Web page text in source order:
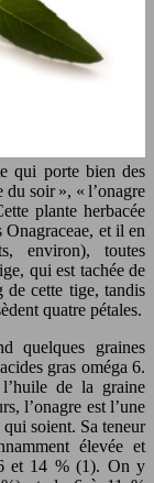
qui porte bien des
soir », « l’onagre
plante herbacée
et il en
environ), toutes
qui est tachée de
de cette tige, tandis
quatre pétales.
quelques graines
gras oméga 6.
de la graine
l’onagre est l’une
qui soient. Sa teneur
élevée et
et 14 % (1). On y